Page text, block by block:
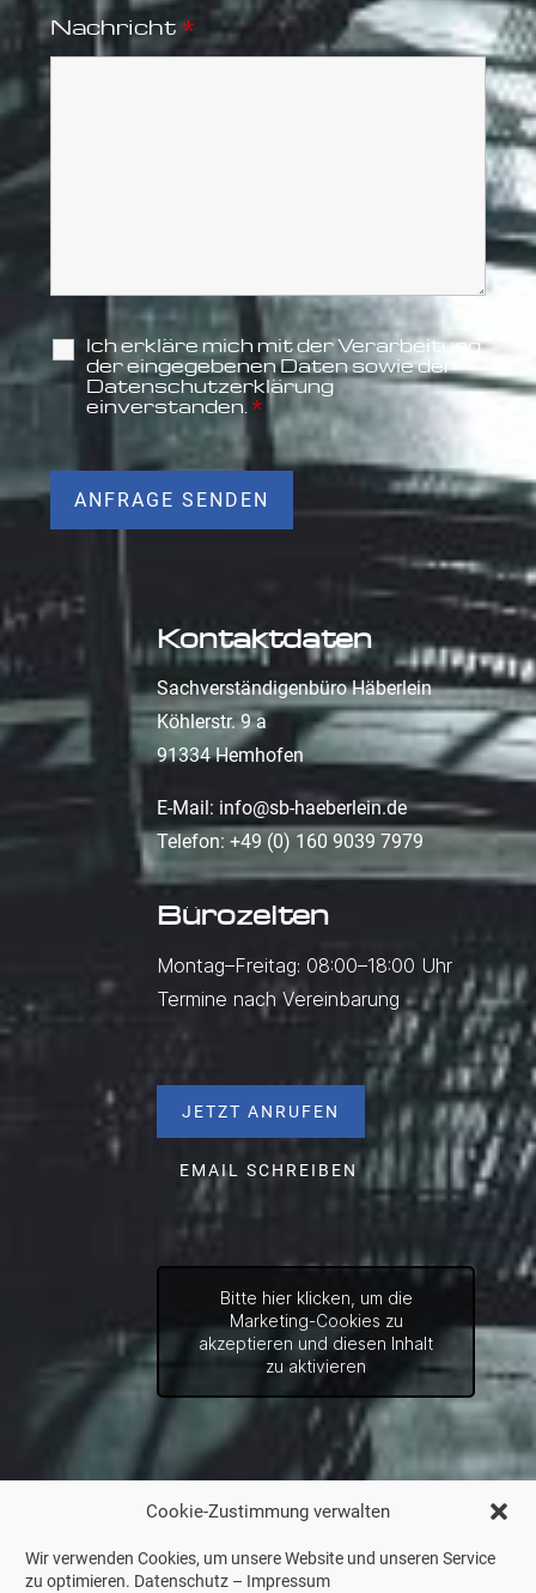
Cookie-Zustimmung verwalten
Wir verwenden Cookies, um unsere Website und unseren Service
zu optimieren. Datenschutz – Impressum
Nachricht *
Ich erkläre mich mit der Verarbeitung
der eingegebenen Daten sowie der
Datenschutzerklärung
einverstanden. *
Kontaktdaten
Sachverständigenbüro Häberlein
Köhlerstr. 9 a
91334 Hemhofen
E-Mail: info@sb-haeberlein.de
Telefon:+49 (0) 160 9039 7979
Bürozeiten
Montag–Freitag: 08:00–18:00 Uhr
Termine nach Vereinbarung
JETZT ANRUFEN
EMAIL SCHREIBEN
Bitte hier klicken, um die
Marketing-Cookies zu
akzeptieren und diesen Inhalt
zu aktivieren